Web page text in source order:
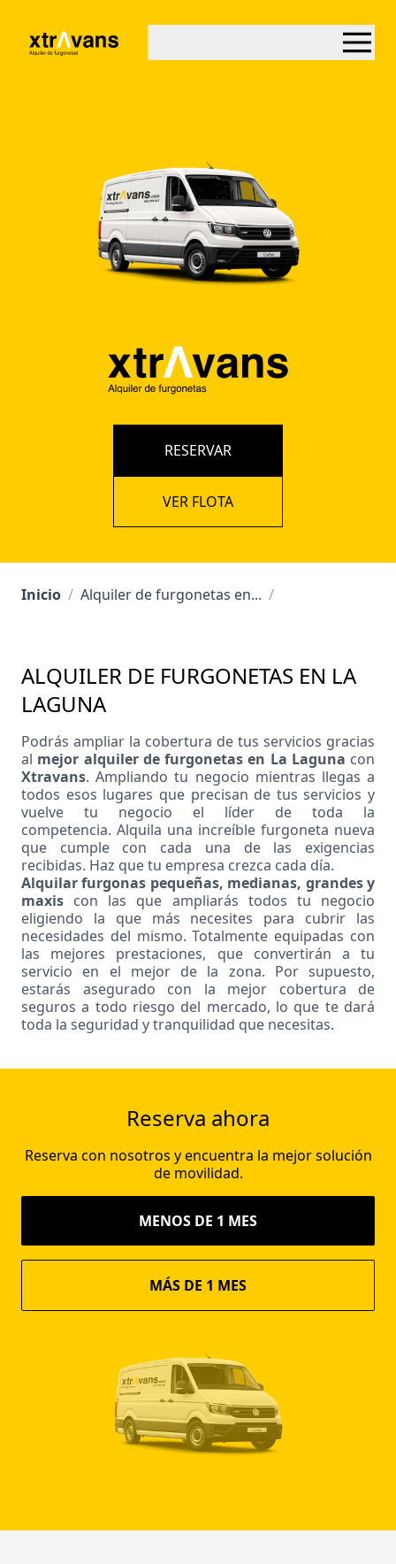
RESERVAR
VER FLOTA
Inicio / Alquiler de furgonetas en... /
ALQUILER DE FURGONETAS EN LA
LAGUNA
Podrás ampliar la cobertura de tus servicios gracias
al mejor alquiler de furgonetas en La Laguna con
Xtravans. Ampliando tu negocio mientras llegas a
todos esos lugares que precisan de tus servicios y
vuelve tu negocio el líder de toda la
competencia. Alquila una increíble furgoneta nueva
que cumple con cada una de las exigencias
recibidas. Haz que tu empresa crezca cada día.
Alquilar furgonas pequeñas, medianas, grandes y
maxis con las que ampliarás todos tu negocio
eligiendo la que más necesites para cubrir las
necesidades del mismo. Totalmente equipadas con
las mejores prestaciones, que convertirán a tu
servicio en el mejor de la zona. Por supuesto,
estarás asegurado con la mejor cobertura de
seguros a todo riesgo del mercado, lo que te dará
toda la seguridad y tranquilidad que necesitas.
Reserva ahora
Reserva con nosotros y encuentra la mejor solución
de movilidad.
MENOS DE 1 MES
MÁS DE 1 MES